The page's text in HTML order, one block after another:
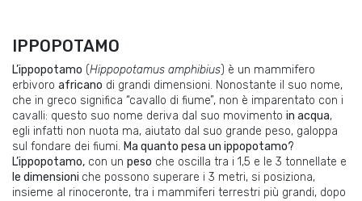
IPPOPOTAMO
L’ippopotamo (Hippopotamus amphibius) è un mammifero
erbivoro africano di grandi dimensioni. Nonostante il suo nome,
che in greco significa “cavallo di fiume”, non è imparentato con i
cavalli: questo suo nome deriva dal suo movimento in acqua,
egli infatti non nuota ma, aiutato dal suo grande peso, galoppa
sul fondare dei fiumi. Ma quanto pesa un ippopotamo?
L’ippopotamo, con un peso che oscilla tra i 1,5 e le 3 tonnellate e
le dimensioni che possono superare i 3 metri, si posiziona,
insieme al rinoceronte, tra i mammiferi terrestri più grandi, dopo